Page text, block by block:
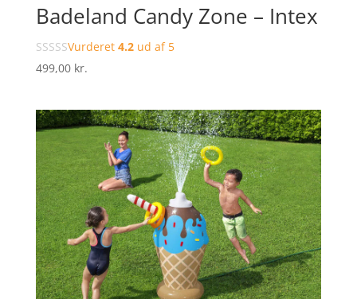
Badeland Candy Zone – Intex
Vurderet 4.2ud af 5
499,00 kr.